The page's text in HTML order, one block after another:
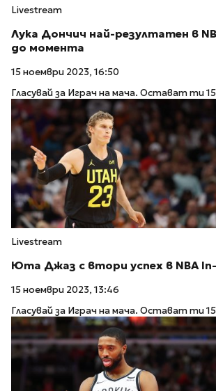
Livestream
Лука Дончич най-резултатен в
до момента
15 ноември 2023, 16:50
Гласувай за Играч на мача. Остават ти
Livestream
Юта Джаз с втори успех в NBA
15 ноември 2023, 13:46
Гласувай за Играч на мача. Остават ти